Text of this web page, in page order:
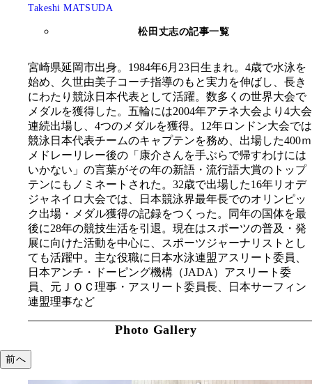
Takeshi MATSUDA
松田丈志の記事一覧
宮崎県延岡市出身。1984年6月23日生まれ。4歳で水泳を
始め、久世由美子コーチ指導のもと実力を伸ばし、長き
にわたり競泳日本代表として活躍。数多くの世界大会で
メダルを獲得した。五輪には2004年アテネ大会より4大会
連続出場し、4つのメダルを獲得。12年ロンドン大会では
競泳日本代表チームのキャプテンを務め、出場した400ｍ
メドレーリレー後の「康介さんを手ぶらで帰すわけには
いかない」の言葉がその年の新語・流行語大賞のトップ
テンにもノミネートされた。32歳で出場した16年リオデ
ジャネイロ大会では、日本競泳界最年長でのオリンピッ
ク出場・メダル獲得の記録をつくった。同年の国体を最
後に28年の競技生活を引退。現在はスポーツの普及・発
展に向けた活動を中心に、スポーツジャーナリストとし
ても活躍中。主な役職に日本水泳連盟アスリート委員、
日本アンチ・ドーピング機構（JADA）アスリート委
員、元ＪＯＣ理事・アスリート委員長、日本サーフィン
連盟理事など
Photo Gallery
前へ